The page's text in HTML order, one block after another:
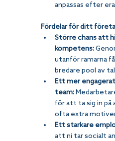
anpassas efter
Fördelar för ditt
Större chans att
kompetens:
utanför ramarna
bredare pool av
Ett mer
team:
för att ta sig in på
ofta extra
Ett starkare
att ni tar socialt